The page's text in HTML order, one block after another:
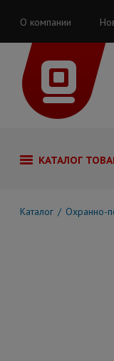
О компании
КАТАЛОГ
Каталог Охранно-